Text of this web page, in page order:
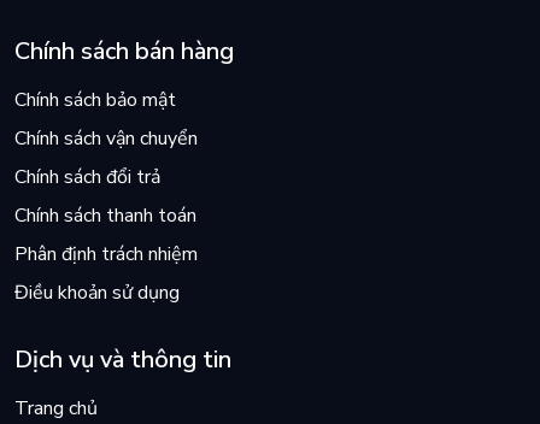
Chính sách bán hàng
Chính sách bảo mật
Chính sách vận chuyển
Chính sách đổi trả
Chính sách thanh toán
Phân định trách nhiệm
Điều khoản sử dụng
Dịch vụ và thông tin
Trang chủ